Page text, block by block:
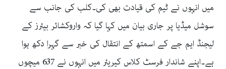
میں انہوں نے ٹیم کی قیادت بھی کی۔کلب کی جانب سے
سوشل میڈیا پر جاری بیان میں کہا گیا کہ واروکشائر بیئرز کے
لیجنڈ ایم جے کے اسمتھ کے انتقال کی خبر سے گہرا دکھ ہوا
ہے۔اپنے شاندار فرسٹ کلاس کیریئر میں انہوں نے 637 میچوں